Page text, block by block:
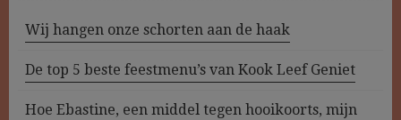
Wij hangen onze schorten aan de haak
De top 5 beste feestmenu’s van Kook Leef Geniet
Hoe Ebastine, een middel tegen hooikoorts, mijn